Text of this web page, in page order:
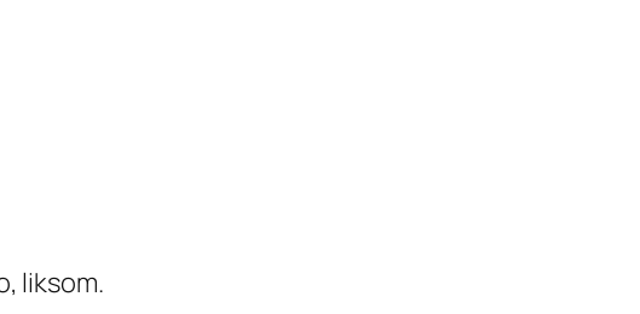
liksom.